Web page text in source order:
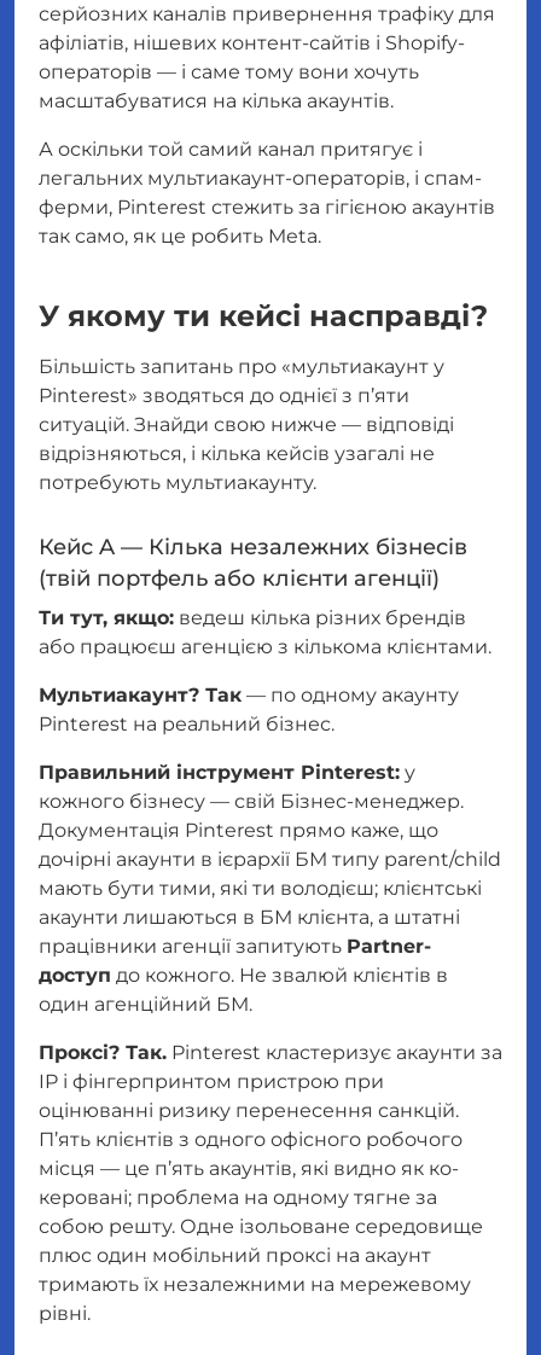
серйозних каналів привернення трафіку для
афіліатів, нішевих контент-сайтів і Shopify-
операторів — і саме тому вони хочуть
масштабуватися на кілька акаунтів.
А оскільки той самий канал притягує і
легальних мультиакаунт-операторів, і спам-
ферми, Pinterest стежить за гігієною акаунтів
так само, як це робить Meta.
У якому ти кейсі насправді?
Більшість запитань про «мультиакаунт у
Pinterest» зводяться до однієї з п’яти
ситуацій. Знайди свою нижче — відповіді
відрізняються, і кілька кейсів узагалі не
потребують мультиакаунту.
Кейс A — Кілька незалежних бізнесів
(твій портфель або клієнти агенції)
Ти тут, якщо: ведеш кілька різних брендів
або працюєш агенцією з кількома клієнтами.
Мультиакаунт? Так — по одному акаунту
Pinterest на реальний бізнес.
Правильний інструмент Pinterest: у
кожного бізнесу — свій Бізнес-менеджер.
Документація Pinterest прямо каже, що
дочірні акаунти в ієрархії БМ типу parent/child
мають бути тими, які ти володієш; клієнтські
акаунти лишаються в БМ клієнта, а штатні
працівники агенції запитують Partner-
доступ до кожного. Не звалюй клієнтів в
один агенційний БМ.
Проксі? Так. Pinterest кластеризує акаунти за
IP і фінгерпринтом пристрою при
оцінюванні ризику перенесення санкцій.
П’ять клієнтів з одного офісного робочого
місця — це п’ять акаунтів, які видно як ко-
керовані; проблема на одному тягне за
собою решту. Одне ізольоване середовище
плюс один мобільний проксі на акаунт
тримають їх незалежними на мережевому
рівні.